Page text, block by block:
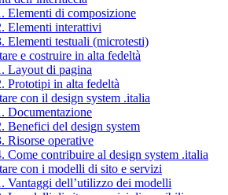
Elementi di composizione
Elementi interattivi
Elementi testuali (microtesti)
e costruire in alta fedeltà
Layout di pagina
Prototipi in alta fedeltà
con il design system .italia
Documentazione
Benefici del design system
Risorse operative
Come contribuire al design system .italia
con i modelli di sito e servizi
Vantaggi dell’utilizzo dei modelli